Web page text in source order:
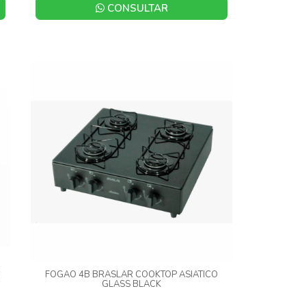
CONSULTAR
FOGAO 4B BRASLAR COOKTOP ASIATICO
GLASS BLACK